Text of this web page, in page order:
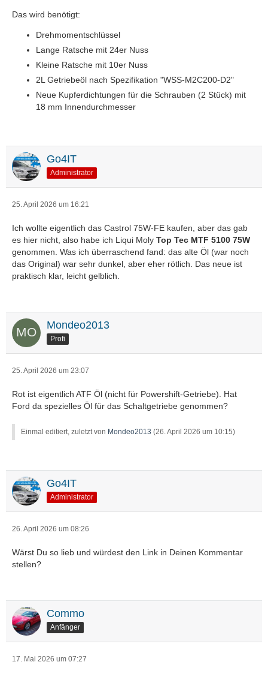
Das wird benötigt:
Drehmomentschlüssel
Lange Ratsche mit 24er Nuss
Kleine Ratsche mit 10er Nuss
2L Getriebeöl nach Spezifikation "WSS-M2C200-D2"
Neue Kupferdichtungen für die Schrauben (2 Stück) mit
18 mm Innendurchmesser
Go4IT
Administrator
25. April 2026 um 16:21
Ich wollte eigentlich das Castrol 75W-FE kaufen, aber das gab
es hier nicht, also habe ich Liqui Moly Top Tec MTF 5100 75W
genommen. Was ich überraschend fand: das alte Öl (war noch
das Original) war sehr dunkel, aber eher rötlich. Das neue ist
praktisch klar, leicht gelblich.
Mondeo2013
Profi
25. April 2026 um 23:07
Rot ist eigentlich ATF Öl (nicht für Powershift-Getriebe). Hat
Ford da spezielles Öl für das Schaltgetriebe genommen?
Einmal editiert, zuletzt von Mondeo2013 (26. April 2026 um 10:15)
Go4IT
Administrator
26. April 2026 um 08:26
Wärst Du so lieb und würdest den Link in Deinen Kommentar
stellen?
Commo
Anfänger
17. Mai 2026 um 07:27